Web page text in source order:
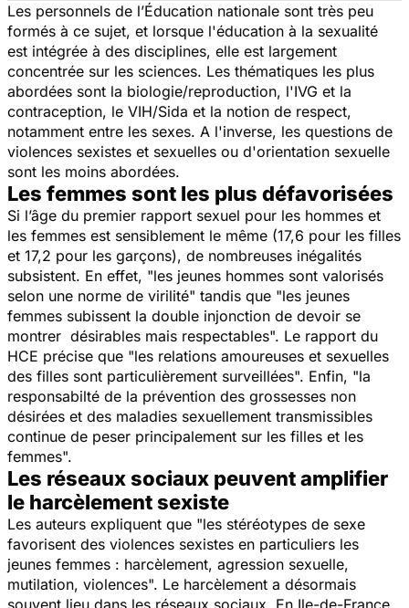
Les personnels de l’Éducation nationale sont très peu
formés à ce sujet, et lorsque l'éducation à la sexualité
est intégrée à des disciplines, elle est largement
concentrée sur les sciences. Les thématiques les plus
abordées sont la biologie/reproduction, l'IVG et la
contraception, le VIH/Sida et la notion de respect,
notamment entre les sexes. A l'inverse, les questions de
violences sexistes et sexuelles ou d'orientation sexuelle
sont les moins abordées.
Les femmes sont les plus défavorisées
Si l’âge du premier rapport sexuel pour les hommes et
les femmes est sensiblement le même (17,6 pour les filles
et 17,2 pour les garçons), de nombreuses inégalités
subsistent. En effet, "les jeunes hommes sont valorisés
selon une norme de virilité" tandis que "les jeunes
femmes subissent la double injonction de devoir se
montrer désirables mais respectables". Le rapport du
HCE précise que "les relations amoureuses et sexuelles
des filles sont particulièrement surveillées". Enfin, "la
responsabilté de la prévention des grossesses non
désirées et des maladies sexuellement transmissibles
continue de peser principalement sur les filles et les
femmes".
Les réseaux sociaux peuvent amplifier
le harcèlement sexiste
Les auteurs expliquent que "les stéréotypes de sexe
favorisent des violences sexistes en particuliers les
jeunes femmes : harcèlement, agression sexuelle,
mutilation, violences". Le harcèlement a désormais
souvent lieu dans les réseaux sociaux. En Ile-de-France,